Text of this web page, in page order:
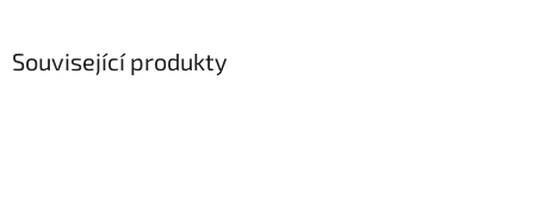
Související produkty